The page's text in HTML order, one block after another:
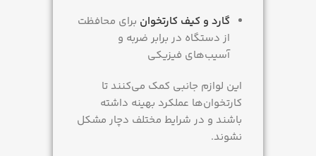
گارد و کیف کارتخوان برای محافظت
از دستگاه در برابر ضربه و
آسیب‌های فیزیکی
این لوازم جانبی کمک می‌کنند تا
کارتخوان‌ها عملکرد بهینه داشته
باشند و در شرایط مختلف دچار مشکل
نشوند.